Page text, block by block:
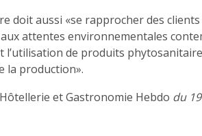
doit aussi «se rapprocher des clients
attentes environnementales
l’utilisation de produits
la production».
Hôtellerie et Gastronomie Hebdo du